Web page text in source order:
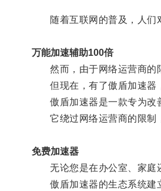
随着互联网的普及，人们
万能加速辅助100倍
然而，由于网络运营商的限
但现在，有了傲盾加速器
傲盾加速器是一款专为改善
它绕过网络运营商的限制，
免费加速器
无论您是在办公室、家庭还
傲盾加速器的生态系统建立